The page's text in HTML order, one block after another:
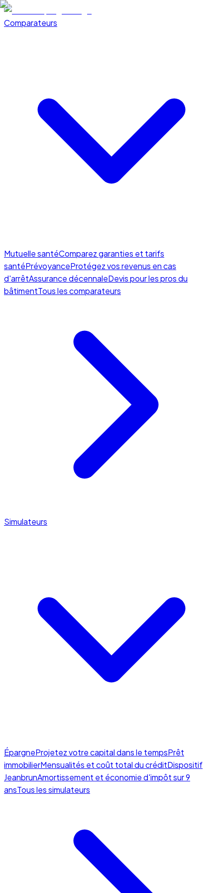
Comparateurs
Mutuelle santéComparez garanties et tarifs
santéPrévoyanceProtégez vos revenus en cas
d'arrêtAssurance décennaleDevis pour les pros du
bâtimentTous les comparateurs
Simulateurs
ÉpargneProjetez votre capital dans le tempsPrêt
immobilierMensualités et coût total du créditDispositif
JeanbrunAmortissement et économie d'impôt sur 9
ansTous les simulateurs